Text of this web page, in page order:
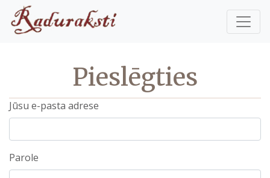
Pieslēgties
Jūsu e-pasta adrese
Parole